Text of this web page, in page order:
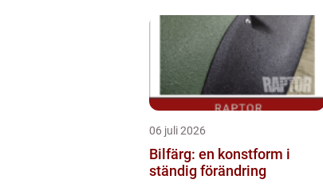
06 juli 2026
Bilfärg: en konstform i
ständig förändring